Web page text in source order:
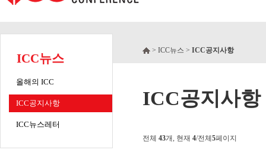
ICC뉴스
올해의 ICC
ICC공지사항
ICC뉴스레터
> ICC뉴스 > ICC공지사항
ICC공지사항
전체 43개, 현재 4/전체 5페이지